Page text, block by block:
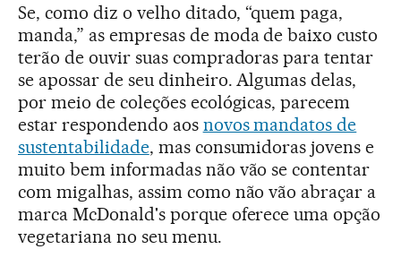
Se, como diz o velho ditado, “quem paga,
manda,” as empresas de moda de baixo custo
terão de ouvir suas compradoras para tentar
se apossar de seu dinheiro. Algumas delas,
por meio de coleções ecológicas, parecem
estar respondendo aos novos mandatos de
sustentabilidade, mas consumidoras jovens e
muito bem informadas não vão se contentar
com migalhas, assim como não vão abraçar a
marca McDonald's porque oferece uma opção
vegetariana no seu menu.